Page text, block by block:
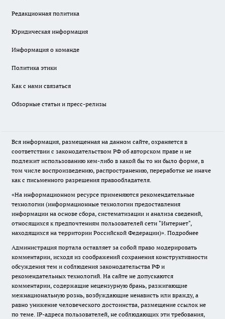
Редакционная политика
Юридическая информация
Информация о команде
Политика этики
Как с нами связаться
Обзорные статьи и пресс-релизы
Вся информация, размещенная на данном сайте, охраняется в
соответствии с законодательством РФ об авторском праве и не
подлежит использованию кем-либо в какой бы то ни было форме, в
том числе воспроизведению, распространению, переработке не иначе
как с письменного разрешения правообладателя.
«На информационном ресурсе применяются рекомендательные
технологии (информационные технологии предоставления
информации на основе сбора, систематизации и анализа сведений,
относящихся к предпочтениям пользователей сети "Интернет",
находящихся на территории Российской Федерации)». Подробнее
Администрация портала оставляет за собой право модерировать
комментарии, исходя из соображений сохранения конструктивности
обсуждения тем и соблюдения законодательства РФ и
рекомендательных технологий. На сайте не допускаются
комментарии, содержащие нецензурную брань, разжигающие
межнациональную рознь, возбуждающие ненависть или вражду, а
равно унижение человеческого достоинства, размещение ссылок не
по теме. IP-адреса пользователей, не соблюдающих эти требования,